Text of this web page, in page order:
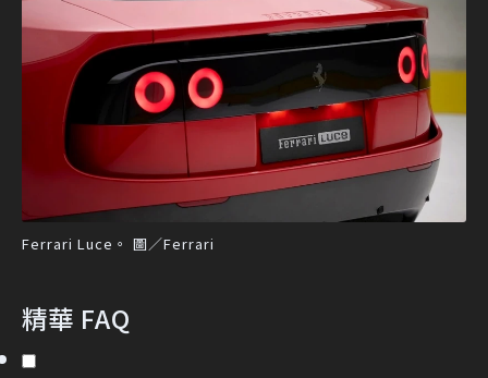
Ferrari Luce。 圖／Ferrari
精華 FAQ